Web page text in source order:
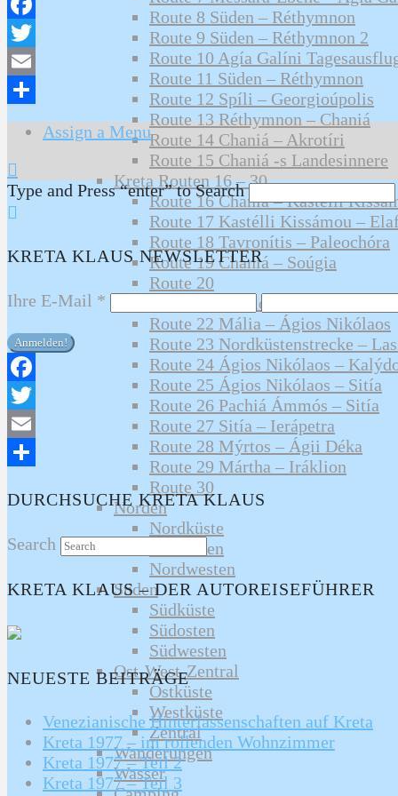
Route 8 Süden – Réthymnon
Route 9 Süden – Réthymnon 2
Route 10 Agía Galíni
Route 11 Süden – Réthymnon
Route 12 Spíli – Georgioúpolis
Route 13 Réthymnon – Chaniá
Route 14 Chaniá – Akrotíri
Route 15 Chaniá -s Landesinnere
Kreta Routen 16 – 30
Route 16 Chaniá – Kastélli
Route 17 Kastélli Kissámou –
Route 18 Tavronítis – Paleochóra
Route 19 Chaniá – Soúgia
Route 20
Route 21 Iráklion – Mália
Route 22 Mália – Ágios Nikólaos
Route 23 Nordküstenstrecke –
Route 24 Ágios Nikólaos –
Route 25 Ágios Nikólaos – Sitía
Route 26 Pachiá Ámmós – Sitía
Route 27 Sitía – Ierápetra
Route 28 Mýrtos – Ágii Déka
Route 29 Mártha – Iráklion
Route 30
Norden
Nordküste
Nordosten
Nordwesten
Süden
Südküste
Südosten
Südwesten
Ost-West-Zentral
Ostküste
Westküste
Zentral
Wanderungen
Wasser
Facebook
Twitter
Email
Teilen
Assign a Menu
Type and Press “enter” to Search
KRETA KLAUS NEWSLETTER
Ihre E-Mail *
Facebook
Twitter
Email
DURCHSUCHE KRETA KLAUS
Search
KRETA KLAUS – DER AUTOREISEFÜHRER
NEUESTE BEITRÄGE
Venezianische Hinterlassenschaften auf Kreta
Kreta 1977 – im rollenden Wohnzimmer
Kreta 1977 – Teil 2
Kreta 1977 – Teil 3